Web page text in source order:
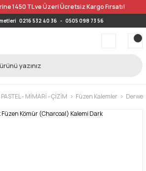
1450 TL ve Üzeri Ücretsiz Kargo Fırsatı!
0216 532 40 36 - 0505 098 73 56
- MİMARİ - ÇİZİM Füzen Kalemler